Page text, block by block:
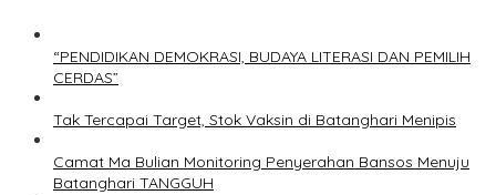
“PENDIDIKAN DEMOKRASI, BUDAYA LITERASI DAN PEMILIH
CERDAS”
Tak Tercapai Target, Stok Vaksin di Batanghari Menipis
Camat Ma Bulian Monitoring Penyerahan Bansos Menuju
Batanghari TANGGUH